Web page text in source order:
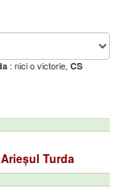
: nici o victorie, CS
Arieșul Turda